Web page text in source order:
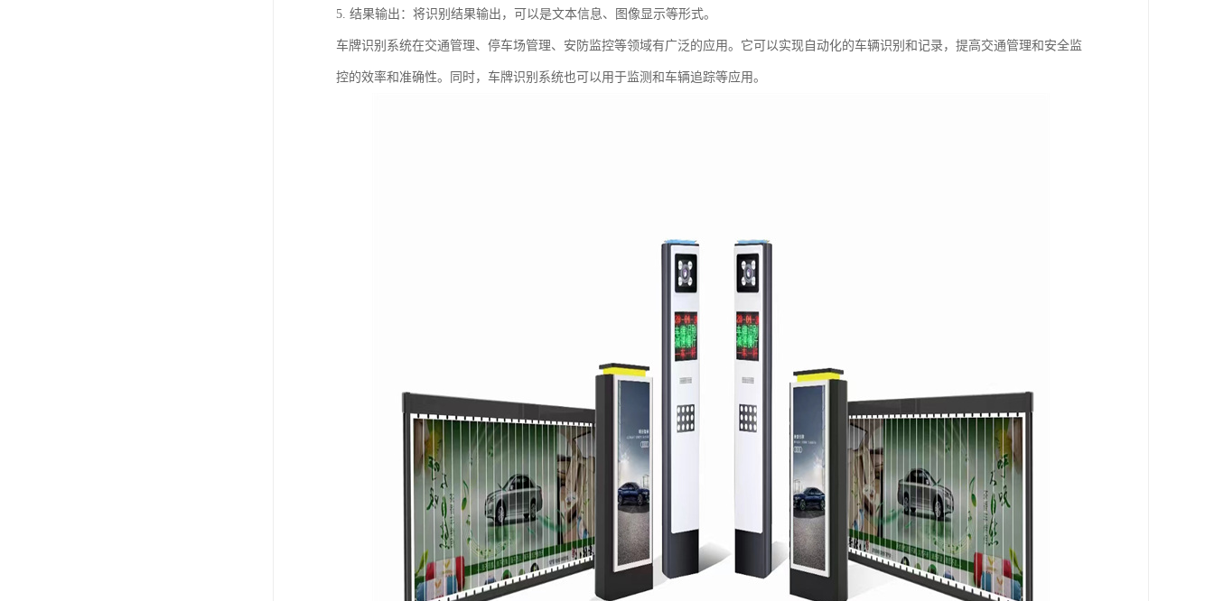
5. 结果输出：将识别结果输出，可以是文本信息、图像显示等形式。
车牌识别系统在交通管理、停车场管理、安防监控等领域有广泛的应用。它可以实现自动化的车辆识别和记录，提高交通管理和安全监
控的效率和准确性。同时，车牌识别系统也可以用于监测和车辆追踪等应用。